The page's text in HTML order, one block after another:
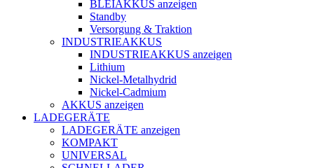
BLEIAKKUS anzeigen
Standby
Versorgung & Traktion
INDUSTRIEAKKUS
INDUSTRIEAKKUS anzeigen
Lithium
Nickel-Metalhydrid
Nickel-Cadmium
AKKUS anzeigen
LADEGERÄTE
LADEGERÄTE anzeigen
KOMPAKT
UNIVERSAL